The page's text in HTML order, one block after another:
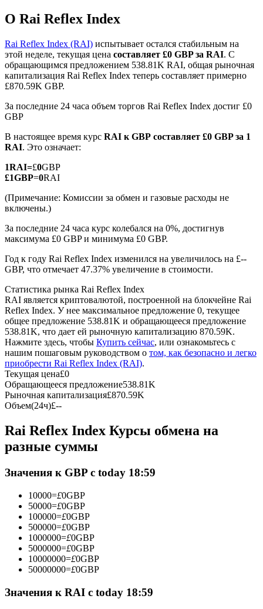
Фьючерсы на COIN-M
Криптовалютные фьючерсы
Деривативы на акции, форекс, драгоценные металлы и
сырьевые товары
Фьючерсы с использованием USDC в качестве
обеспечения
Копирование торговли
Присоединяйтесь к лучшим трейдерам
Станьте копи-трейдером
Наслаждайтесь распределением прибыли и комиссиями
О Rai Reflex Index
Rai Reflex Index (RAI) испытывает остался стабильным на
этой неделе, текущая цена составляет £0 GBP за RAI. С
обращающимся предложением 538.81K RAI, общая рыночная
капитализация Rai Reflex Index теперь составляет примерно
£870.59K GBP.
За последние 24 часа объем торгов Rai Reflex Index достиг £0
GBP
В настоящее время курс RAI к GBP составляет £0 GBP за 1
RAI. Это означает:
1RAI=£0GBP
£1GBP=0RAI
(Примечание: Комиссии за обмен и газовые расходы не
включены.)
За последние 24 часа курс колебался на 0%, достигнув
максимума £0 GBP и минимума £0 GBP.
Год к году Rai Reflex Index изменился на увеличилось на £--
GBP, что отмечает 47.37% увеличение в стоимости.
Статистика рынка Rai Reflex Index
RAI является криптовалютой, построенной на блокчейне Rai
Reflex Index. У нее максимальное предложение 0, текущее
общее предложение 538.81K и обращающееся предложение
538.81K, что дает ей рыночную капитализацию 870.59K.
Нажмите здесь, чтобы Купить сейчас, или ознакомьтесь с
нашим пошаговым руководством о том, как безопасно и легко
приобрести Rai Reflex Index (RAI).
Текущая цена£0
Обращающееся предложение538.81K
Рыночная капитализация£870.59K
Объем(24ч)£--
Rai Reflex Index Курсы обмена на
разные суммы
Значения к GBP с today 18:59
10000=£0GBP
50000=£0GBP
100000=£0GBP
500000=£0GBP
1000000=£0GBP
5000000=£0GBP
10000000=£0GBP
50000000=£0GBP
Значения к RAI с today 18:59